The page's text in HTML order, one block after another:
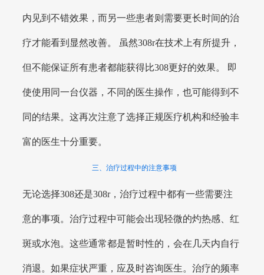
内见到不错效果，而另一些患者则需要更长时间的治
疗才能看到显然改善。 虽然308r在技术上有所提升，
但不能保证所有患者都能获得比308更好的效果。 即
使使用同一台仪器，不同的医生操作，也可能得到不
同的结果。这再次注意了选择正规医疗机构和经验丰
富的医生十分重要。
三、治疗过程中的注意事项
无论选择308还是308r，治疗过程中都有一些需要注
意的事项。治疗过程中可能会出现轻微的灼热感、红
斑或水泡。这些通常都是暂时性的，会在几天内自行
消退。如果症状严重，应及时咨询医生。治疗的频率